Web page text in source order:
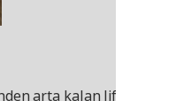
her zaman ürün
arta kalan lif ve lif